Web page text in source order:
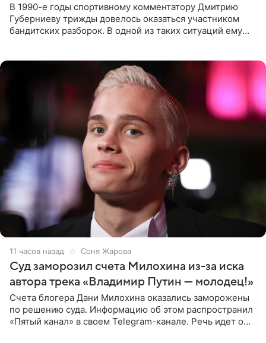
В 1990-е годы спортивному комментатору Дмитрию
Губерниеву трижды довелось оказаться участником
бандитских разборок. В одной из таких ситуаций ему
12 часов назад Соня Жарова
Суд заморозил счета Милохина из-за иска
автора трека «Владимир Путин — молодец!»
Счета блогера Дани Милохина оказались заморожены
по решению суда. Информацию об этом распространил
«Пятый канал» в своем Telegram-канале. Речь идет о